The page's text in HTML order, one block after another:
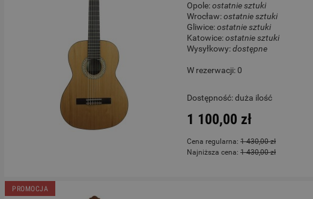
Ukulele - Chateau BAS01FV GN
130,00 zł
Cena regularna:189,00 zł
Dragon's Drums Climb #276
2 500,00 zł
Najniższa cena:
Opole:ostatnie sztuki
Wrocław:ostatnie sztuki
Gliwice:ostatnie sztuki
Katowice:ostatnie sztuki
Wysyłkowy:dostępne
W rezerwacji: 0
Dostępność:duża ilość
1 100,00 zł
Cena regularna:1 430,00 zł
Najniższa cena:1 430,00 zł
PROMOCJA